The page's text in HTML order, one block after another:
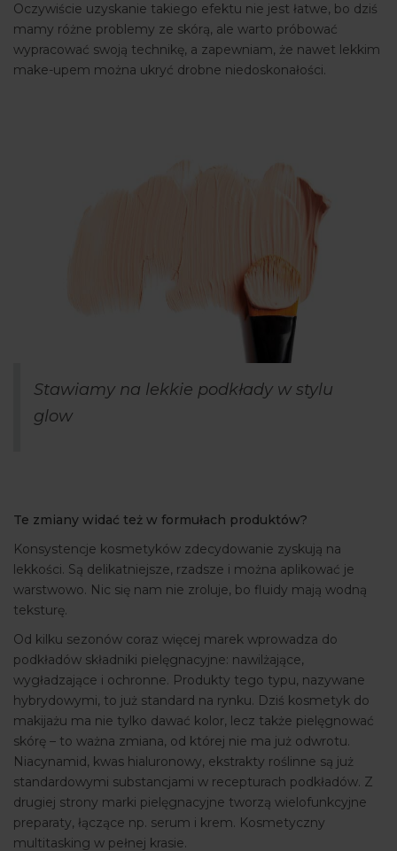
Oczywiście uzyskanie takiego efektu nie jest łatwe, bo dziś
mamy różne problemy ze skórą, ale warto próbować
wypracować swoją technikę, a zapewniam, że nawet lekkim
make-upem można ukryć drobne niedoskonałości.
Stawiamy na lekkie podkłady w stylu
glow
Te zmiany widać też w formułach produktów?
Konsystencje kosmetyków zdecydowanie zyskują na
lekkości. Są delikatniejsze, rzadsze i można aplikować je
warstwowo. Nic się nam nie zroluje, bo fluidy mają wodną
teksturę.
Od kilku sezonów coraz więcej marek wprowadza do
podkładów składniki pielęgnacyjne: nawilżające,
wygładzające i ochronne. Produkty tego typu, nazywane
hybrydowymi, to już standard na rynku. Dziś kosmetyk do
makijażu ma nie tylko dawać kolor, lecz także pielęgnować
skórę – to ważna zmiana, od której nie ma już odwrotu.
Niacynamid, kwas hialuronowy, ekstrakty roślinne są już
standardowymi substancjami w recepturach podkładów. Z
drugiej strony marki pielęgnacyjne tworzą wielofunkcyjne
preparaty, łączące np. serum i krem. Kosmetyczny
multitasking w pełnej krasie.